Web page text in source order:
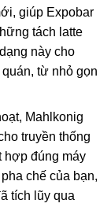
giúp Expobar
tách latte
này cho
từ nhỏ gọn
Mahlkonig
truyền thống
hợp đúng máy
chế của bạn,
tích lũy qua